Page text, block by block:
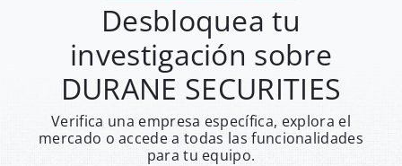
Desbloquea tu
investigación sobre
DURANE SECURITIES
Verifica una empresa específica, explora el
mercado o accede a todas las funcionalidades
para tu equipo.